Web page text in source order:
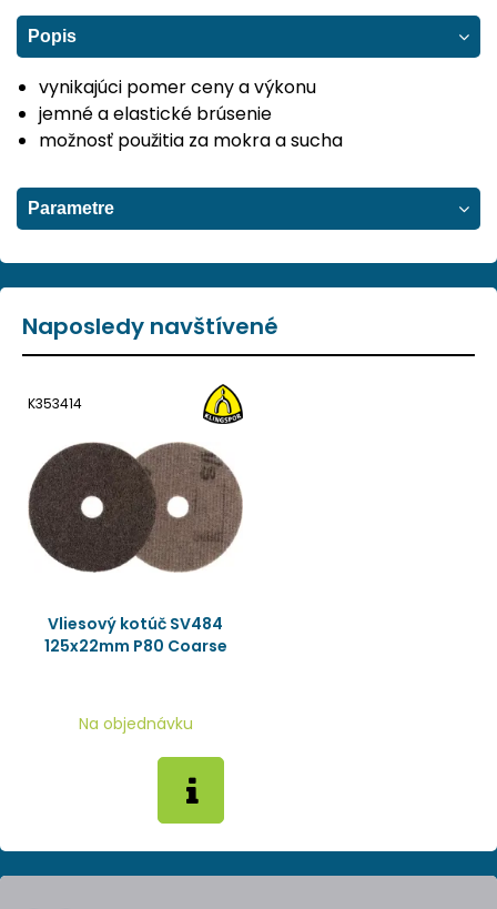
Popis
vynikajúci pomer ceny a výkonu
jemné a elastické brúsenie
možnosť použitia za mokra a sucha
Parametre
Naposledy navštívené
K353414
Vliesový kotúč SV484
125x22mm P80 Coarse
Na objednávku